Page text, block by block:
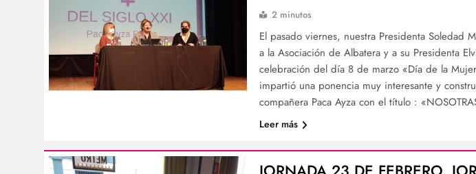
2 minutos
El pasado viernes, nuestra Presidenta Soledad
a la Asociación de Albatera y a su Presidenta
celebración del día 8 de marzo «Día de la
impartió una ponencia muy interesante y
compañera Paca Ayza con el título :
Leer más